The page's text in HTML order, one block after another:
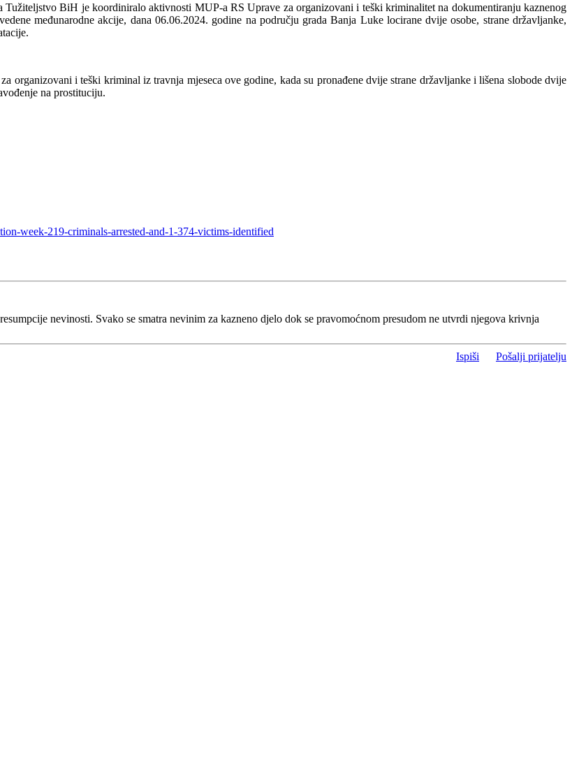
BiH je koordiniralo aktivnosti MUP-a RS Uprave za organizovani i teški kriminalitet na dokumentiranju kaznenog
međunarodne akcije, dana 06.06.2024. godine na području grada Banja Luke locirane dvije osobe, strane državljanke,
organizovani i teški kriminal iz travnja mjeseca ove godine, kada su pronađene dvije strane državljanke i lišena slobode dvije
na prostituciju.
week-219-criminals-arrested-and-1-374-victims-identified
nevinosti. Svako se smatra nevinim za kazneno djelo dok se pravomoćnom presudom ne utvrdi njegova krivnja
Ispiši Pošalji prijatelju